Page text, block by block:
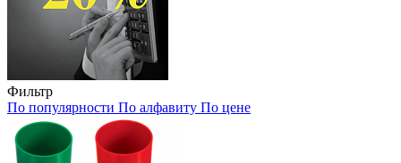
Фильтр
По популярности По алфавиту По цене